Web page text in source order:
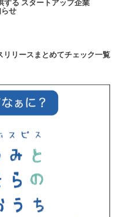
する スタートアップ企業
せ
リリースまとめてチェック一覧